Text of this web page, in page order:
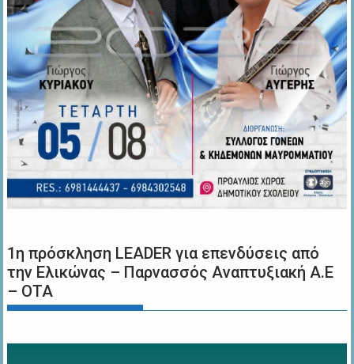
1η πρόσκληση LEADER για επενδύσεις από
την Ελικώνας – Παρνασσός Αναπτυξιακή Α.Ε
– ΟΤΑ